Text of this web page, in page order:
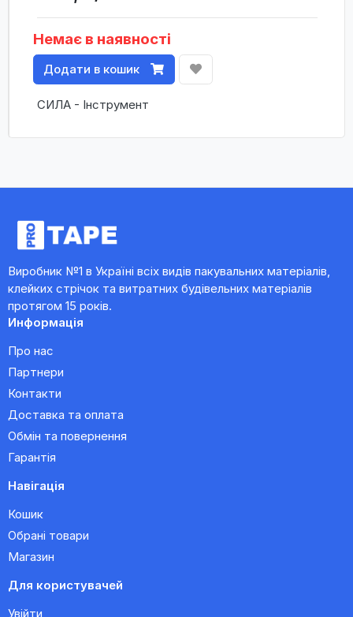
Немає в наявності
Додати в кошик
СИЛА - Інструмент
Виробник №1 в Україні всіх видів пакувальних матеріалів,
клейких стрічок та витратних будівельних матеріалів
протягом 15 років.
Информація
Про нас
Партнери
Контакти
Доставка та оплата
Обмін та повернення
Гарантія
Навігація
Кошик
Обрані товари
Магазин
Для користувачей
Увійти